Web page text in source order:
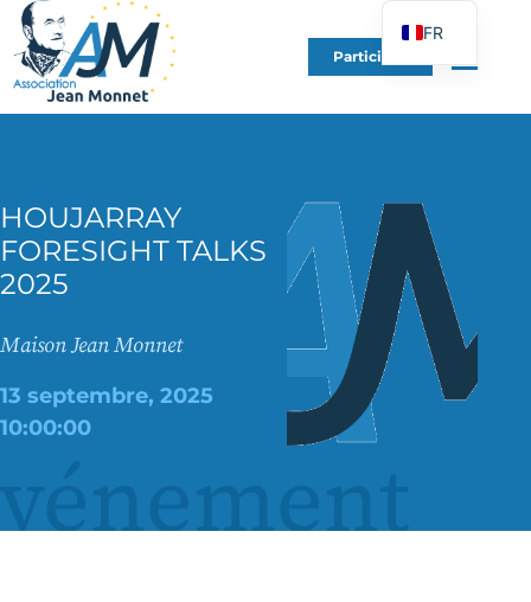
Participer
HOUJARRAY
FORESIGHT TALKS
2025
Maison Jean Monnet
13 septembre, 2025
10:00:00
FR
EN
DE
PT
PL